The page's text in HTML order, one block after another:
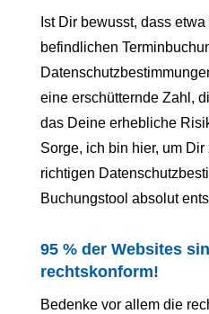
Ist Dir bewusst, dass
befindlichen
eine erschütternde Zahl,
das Deine erhebliche
Sorge, ich bin hier, um
richtigen
Buchungstool absolut
95 % der Websites
rechtskonform!
Bedenke vor allem die